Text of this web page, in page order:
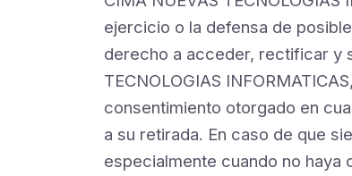
ejercicio o la defensa de
derecho a acceder, rectificar y
TECNOLOGIAS
consentimiento otorgado en
a su retirada. En caso de que
especialmente cuando no